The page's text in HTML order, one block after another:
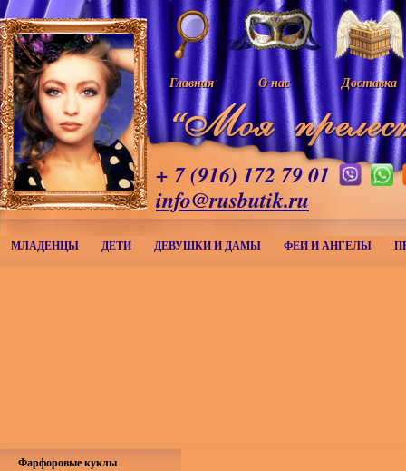
Главная О нас Доставка
+ 7 (916) 172 79 01
info@rusbutik.ru
МЛАДЕНЦЫ ДЕТИ ДЕВУШКИ И ДАМЫ ФЕИ И АНГЕЛЫ
Фарфоровые куклы